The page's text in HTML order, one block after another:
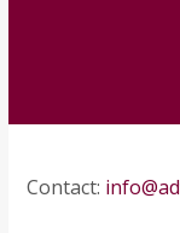
Contact: